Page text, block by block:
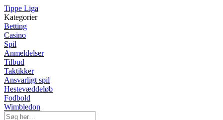
Tippe Liga
Kategorier
Betting
Casino
Spil
Anmeldelser
Tilbud
Taktikker
Ansvarligt spil
Hestevæddeløb
Fodbold
Wimbledon